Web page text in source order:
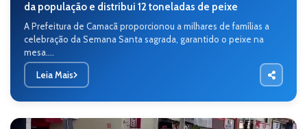
da população e distribui 12 toneladas de peixe
A Prefeitura de Camacã proporcionou a milhares de famílias a
celebração da Semana Santa sagrada, garantido o peixe na
mesa....
Leia Mais